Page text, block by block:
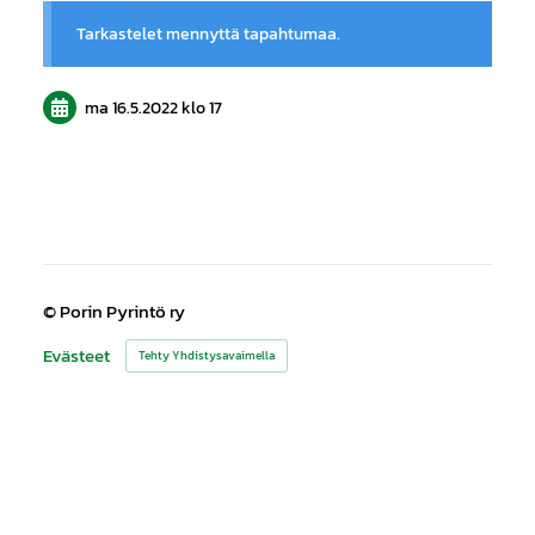
Tarkastelet mennyttä tapahtumaa.
ma 16.5.2022klo 17
©Porin Pyrintö ry
Evästeet
Tehty Yhdistysavaimella